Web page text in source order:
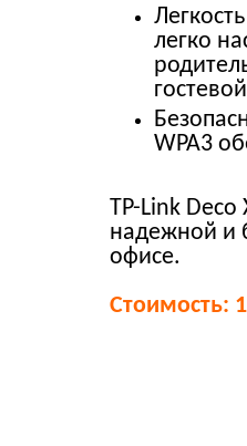
легко
WPA3
TP-Link
надежной и
офисе.
Стоимость: